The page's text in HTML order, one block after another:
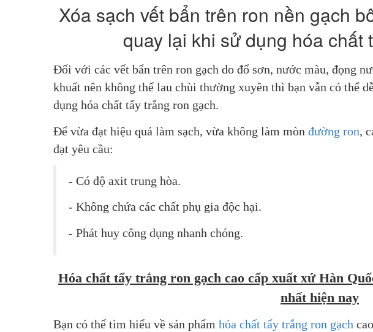
Xóa sạch vết bẩn trên ron nền gạch
quay lại khi sử dụng hóa chất
Đối với các vết bẩn trên ron gạch do đổ sơn, nước màu, đọng
khuất nên không thể lau chùi thường xuyên thì bạn vẫn có thể
dụng hóa chất tẩy trắng ron gạch.
Để vừa đạt hiệu quả làm sạch, vừa không làm mòn đường ron,
đạt yêu cầu:
- Có độ axit trung hòa.
- Không chứa các chất phụ gia độc hại.
- Phát huy công dụng nhanh chóng.
Hóa chất tẩy trắng ron gạch cao cấp xuất xứ Hàn
nhất hiện nay
Bạn có thể tìm hiểu về sản phẩm hóa chất tẩy trắng ron gạch